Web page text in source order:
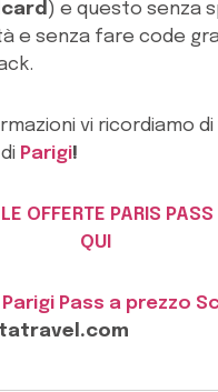
) e questo senza
e senza fare code
vi ricordiamo
Parigi!
OFFERTE PARIS
QUI